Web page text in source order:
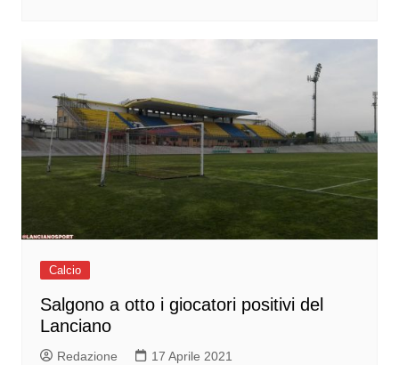
Calcio
Salgono a otto i giocatori positivi del
Lanciano
Redazione 17 Aprile 2021